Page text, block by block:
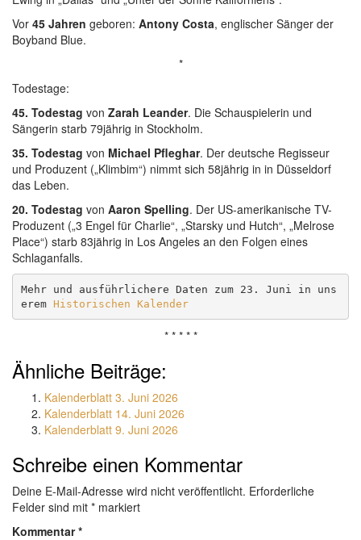
Vor 45 Jahren geboren: Antony Costa, englischer Sänger der
Boyband Blue.
*
Todestage:
45. Todestag von Zarah Leander. Die Schauspielerin und
Sängerin starb 79jährig in Stockholm.
35. Todestag von Michael Pfleghar. Der deutsche Regisseur
und Produzent („Klimbim“) nimmt sich 58jährig in in Düsseldorf
das Leben.
20. Todestag von Aaron Spelling. Der US-amerikanische TV-
Produzent („3 Engel für Charlie“, „Starsky und Hutch“, „Melrose
Place“) starb 83jährig in Los Angeles an den Folgen eines
Schlaganfalls.
Mehr und ausführlichere Daten zum 23. Juni in uns
erem Historischen Kalender
* * * * *
Ähnliche Beiträge:
Kalenderblatt 3. Juni 2026
Kalenderblatt 14. Juni 2026
Kalenderblatt 9. Juni 2026
Schreibe einen Kommentar
Deine E-Mail-Adresse wird nicht veröffentlicht. Erforderliche
Felder sind mit * markiert
Kommentar*